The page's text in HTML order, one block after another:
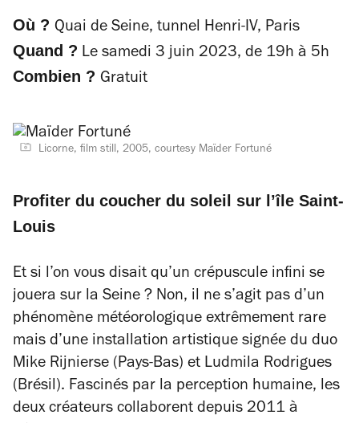
Où ? Quai de Seine, tunnel Henri-IV, Paris
Quand ? Le samedi 3 juin 2023, de 19h à 5h
Combien ? Gratuit
Licorne, film still, 2005, courtesy Maïder Fortuné
Profiter du coucher du soleil sur l’île Saint-
Louis
Et si l’on vous disait qu’un crépuscule infini se
jouera sur la Seine ? Non, il ne s’agit pas d’un
phénomène météorologique extrêmement rare
mais d’une installation artistique signée du duo
Mike Rijnierse (Pays-Bas) et Ludmila Rodrigues
(Brésil). Fascinés par la perception humaine, les
deux créateurs collaborent depuis 2011 à